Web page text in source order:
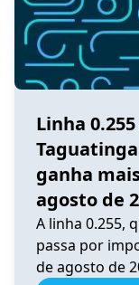
Linha
ganha
agosto de
A linha 0.255,
passa por
de agosto de